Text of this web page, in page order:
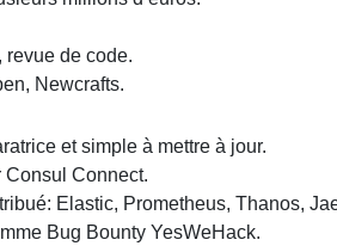
revue de code.
Newcrafts.
et simple à mettre à jour.
Consul Connect.
Elastic, Prometheus, Thanos,
Bug Bounty YesWeHack.